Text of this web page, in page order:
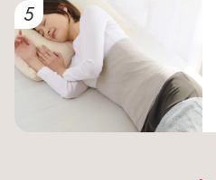
5